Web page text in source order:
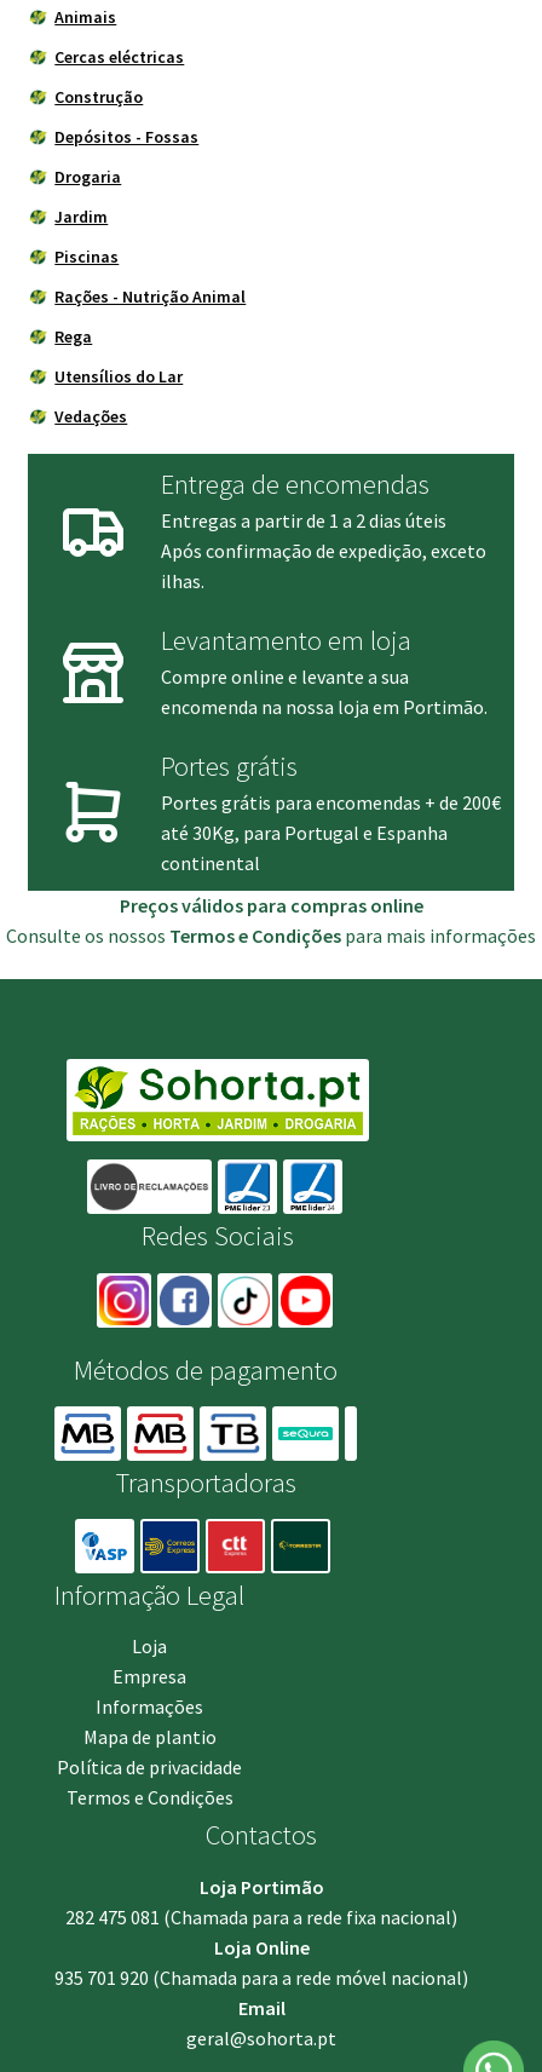
Animais
Cercas eléctricas
Construção
Depósitos - Fossas
Drogaria
Jardim
Piscinas
Rações - Nutrição Animal
Rega
Utensílios do Lar
Vedações
Entrega de encomendas
Entregas a partir de 1 a 2 dias úteis
Após confirmação de expedição, exceto
ilhas.
Levantamento em loja
Compre online e levante a sua
encomenda na nossa loja em Portimão.
Portes grátis
Portes grátis para encomendas + de 200€
até 30Kg, para Portugal e Espanha
continental
Preços válidos para compras online
Consulte os nossos Termos e Condições para mais informações
Redes Sociais
Métodos de pagamento
Transportadoras
Informação Legal
Loja
Empresa
Informações
Mapa de plantio
Política de privacidade
Termos e Condições
Contactos
Loja Portimão
282 475 081 (Chamada para a rede fixa nacional)
Loja Online
935 701 920 (Chamada para a rede móvel nacional)
Email
geral@sohorta.pt